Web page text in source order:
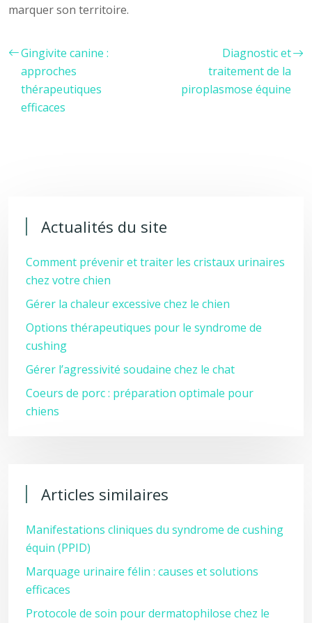
marquer son territoire.
Gingivite canine :
approches
thérapeutiques
efficaces
Diagnostic et
traitement de la
piroplasmose équine
Actualités du site
Comment prévenir et traiter les cristaux urinaires
chez votre chien
Gérer la chaleur excessive chez le chien
Options thérapeutiques pour le syndrome de
cushing
Gérer l’agressivité soudaine chez le chat
Coeurs de porc : préparation optimale pour
chiens
Articles similaires
Manifestations cliniques du syndrome de cushing
équin (PPID)
Marquage urinaire félin : causes et solutions
efficaces
Protocole de soin pour dermatophilose chez le